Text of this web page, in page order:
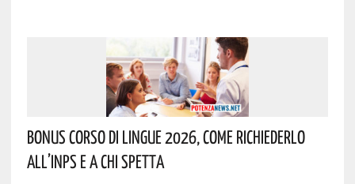
Bonus Corso Di Lingue 2026, Come Richiederlo
All’INPS E A Chi Spetta